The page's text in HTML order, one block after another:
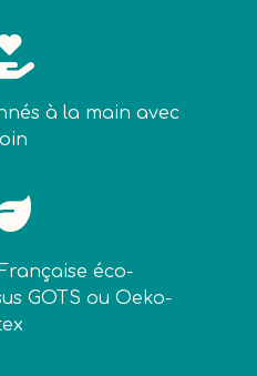
à la main avec
éco-
GOTS ou Oeko-